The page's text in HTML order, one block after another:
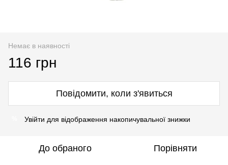
Немає в наявності
116 грн
Повідомити, коли з'явиться
Увійти для відображення накопичувальної знижки
До обраного Порівняти